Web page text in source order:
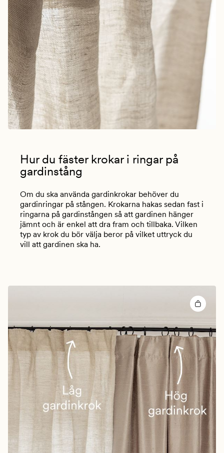
Hur du fäster krokar i ringar på
gardinstång
Om du ska använda gardinkrokar behöver du
gardinringar på stången. Krokarna hakas sedan fast i
ringarna på gardinstången så att gardinen hänger
jämnt och är enkel att dra fram och tillbaka. Vilken
typ av krok du bör välja beror på vilket uttryck du
vill att gardinen ska ha.